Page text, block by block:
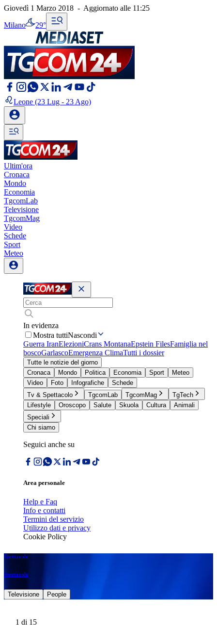
Giovedì 1 Marzo 2018 - Aggiornato alle 11:25
Milano 29°
Leone (23 Lug - 23 Ago)
Ultim'ora
Cronaca
Mondo
Economia
TgcomLab
Televisione
TgcomMag
Video
Schede
Sport
Meteo
In evidenza
Mostra tuttiNascondi
Guerra IranElezioniCrans MontanaEpstein FilesFamiglia nel
boscoGarlascoEmergenza ClimaTutti i dossier
Tutte le notizie del giorno
Cronaca
Mondo Politica Economia Sport
Meteo
Video
Foto Infografiche
Schede
Tv & Spettacolo
TgcomLab TgcomMag
TgTech
Lifestyle
Oroscopo Salute Skuola Cultura
Animali
Speciali
Chi siamo
Seguici anche su
Area personale
Help e Faq
Info e contatti
Termini del servizio
Utilizzo dati e privacy
Cookie Policy
Spettacolo
Spettacolo
Televisione People
1 di 15